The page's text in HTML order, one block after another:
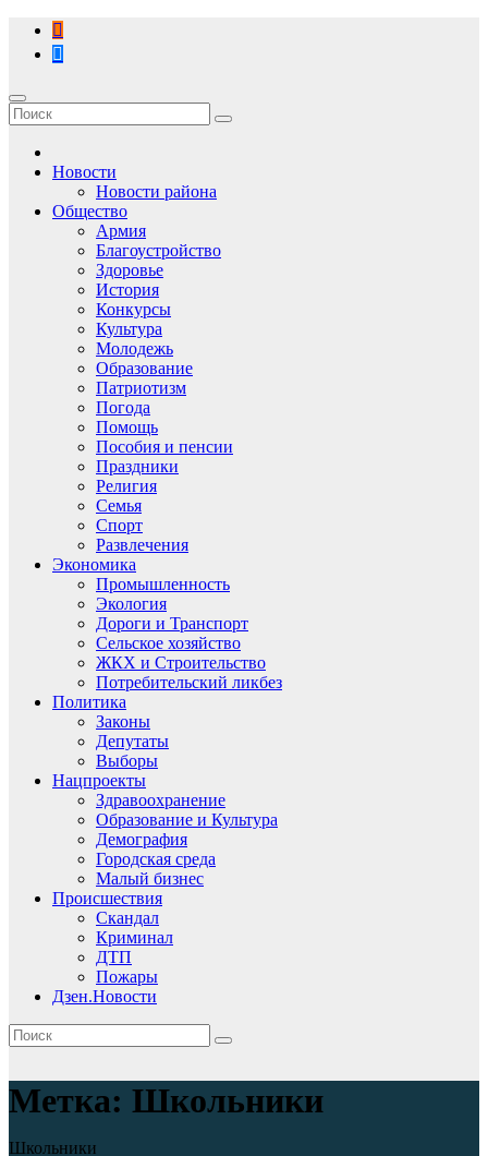
Перейти
содержимому
Новости
Новости района
Общество
Армия
Благоустройство
Здоровье
История
Конкурсы
Культура
Молодежь
Образование
Патриотизм
Погода
Помощь
Пособия и пенсии
Праздники
Религия
Семья
Спорт
Развлечения
Экономика
Промышленность
Экология
Дороги и Транспорт
Сельское хозяйство
ЖКХ и Строительство
Потребительский ликбез
Политика
Законы
Депутаты
Выборы
Нацпроекты
Здравоохранение
Образование и Культура
Демография
Городская среда
Малый бизнес
Происшествия
Скандал
Криминал
ДТП
Пожары
Дзен.Новости
Метка: Школьники
Школьники